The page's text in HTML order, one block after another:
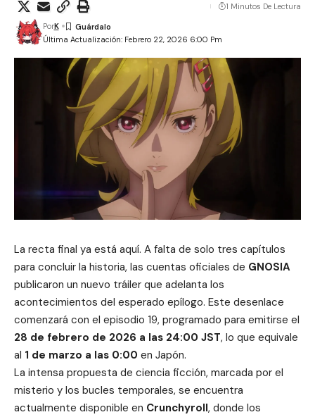
Última Actualización: Febrero 22, 2026 6:00 Pm
PorK
1 Minutos De Lectura
La recta final ya está aquí. A falta de solo tres capítulos
para concluir la historia, las cuentas oficiales de GNOSIA
publicaron un nuevo tráiler que adelanta los
acontecimientos del esperado epílogo. Este desenlace
comenzará con el episodio 19, programado para emitirse el
28 de febrero de 2026 a las 24:00 JST, lo que equivale
al 1 de marzo a las 0:00 en Japón.
La intensa propuesta de ciencia ficción, marcada por el
misterio y los bucles temporales, se encuentra
actualmente disponible en Crunchyroll, donde los